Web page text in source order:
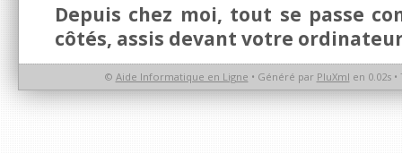
Depuis chez moi, tout se passe
côtés, assis devant votre
© Aide Informatique en Ligne • Généré par PluXml en 0.02s